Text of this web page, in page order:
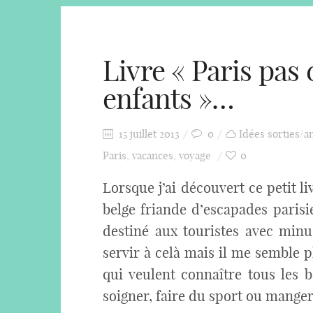
Livre « Paris
enfants »…
15 juillet 2013 0
Idées sorties/
Paris, vacances, voyage 0
Lorsque j’ai découvert ce petit
belge friande d’escapades
destiné aux touristes avec
servir à celà mais il me semble
qui veulent connaître tous les
soigner, faire du sport ou